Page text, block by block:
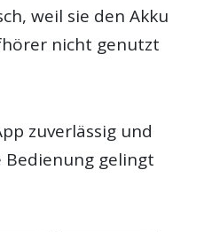
weil sie den Akku
nicht genutzt
zuverlässig und
Bedienung gelingt